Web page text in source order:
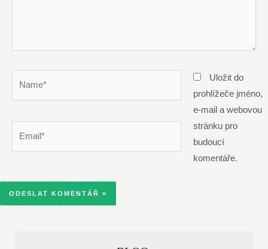
Uložit do
prohlížeče jméno,
e-mail a webovou
stránku pro
budoucí
komentáře.